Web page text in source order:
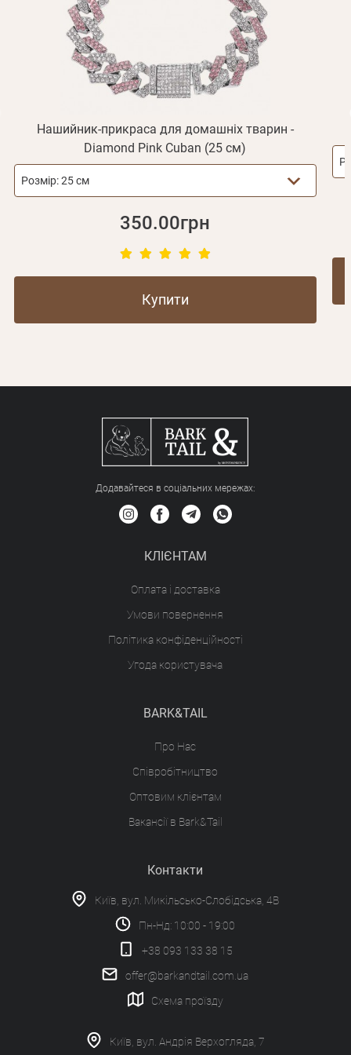
Нашийник-прикраса для домашніх тварин -
Diamond Pink Cuban (25 см)
Розмір:25 см
350.00грн
Купити
Додавайтеся в соціальних мережах:
КЛІЄНТАМ
Оплата і доставка
Умови повернення
Політика конфіденційності
Угода користувача
BARK&TAIL
Про Нас
Співробітництво
Оптовим клієнтам
Вакансії в Bark&Tail
Контакти
Київ, вул. Микільсько-Слобідська, 4В
Пн-Нд: 10:00 - 19:00
+38 093 133 38 15
offer@barkandtail.com.ua
Схема проїзду
Київ, вул. Андрія Верхогляда, 7
або з допомогою
Не прийшов лист?
Повторити відправку